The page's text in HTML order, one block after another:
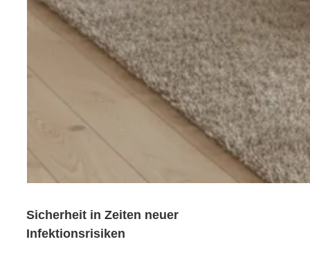
Sicherheit in Zeiten neuer
Infektionsrisiken